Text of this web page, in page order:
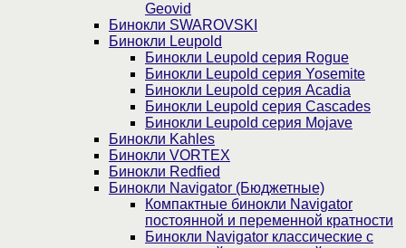
Geovid
Бинокли SWAROVSKI
Бинокли Leupold
Бинокли Leupold серия Rogue
Бинокли Leupold серия Yosemite
Бинокли Leupold серия Acadia
Бинокли Leupold серия Cascades
Бинокли Leupold серия Mojave
Бинокли Kahles
Бинокли VORTEX
Бинокли Redfied
Бинокли Navigator (Бюджетные)
Компактные бинокли Navigator
постоянной и переменной кратности
Бинокли Navigator классические с